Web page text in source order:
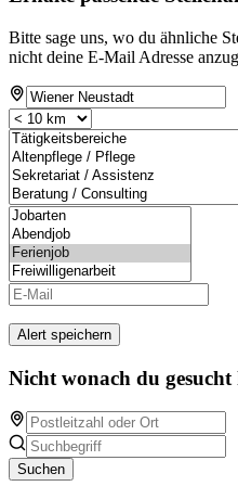
Bitte sage uns, wo du ähnliche
nicht deine E-Mail Adresse
Alert speichern
Nicht wonach du gesucht
Suchen